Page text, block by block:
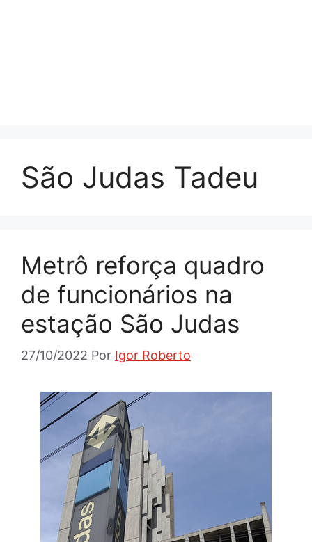
São Judas Tadeu
Metrô reforça quadro
de funcionários na
estação São Judas
27/10/2022 Por Igor Roberto